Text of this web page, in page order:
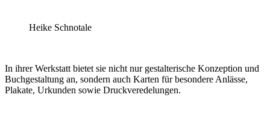
Heike Schnotale
In ihrer Werkstatt bietet sie nicht nur gestalterische Konzeption und
Buchgestaltung an, sondern auch Karten für besondere Anlässe,
Plakate, Urkunden sowie Druckveredelungen.